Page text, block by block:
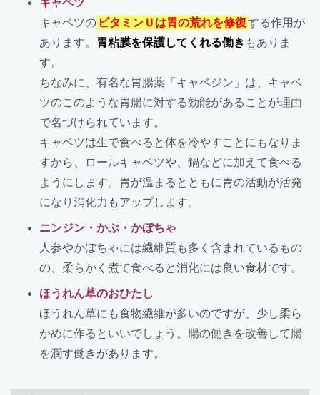
キャベツ
キャベツの ビタミンＵは胃の荒れを修復する作用が
あります。
胃粘膜を保護してくれる働き もありま
す。
ちなみに、有名な胃腸薬「キャベジン」は、キャベ
ツのこのような胃腸に対する効能があることが理由
で名づけられています。
キャベツは生で食べると体を冷やすことにもなりま
すから、ロールキャベツや、鍋などに加えて食べる
ようにします。胃が温まるとともに胃の活動が活発
になり消化力もアップします。
ニンジン・かぶ・かぼちゃ
人参やかぼちゃには繊維質も多く含まれているもの
の、柔らかく煮て食べると消化には良い食材です。
ほうれん草のおひたし
ほうれん草にも食物繊維が多いのですが、少し柔ら
かめに作るといいでしょう。腸の働きを改善して腸
を潤す働きがあります。